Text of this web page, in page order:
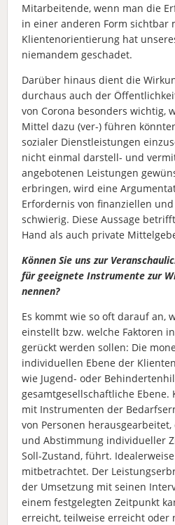
Mitarbeitende, wenn man die
in einer anderen Form sichtbar
Klientenorientierung hat
niemandem geschadet.
Darüber hinaus dient die
durchaus auch der
von Corona besonders wichtig,
Mittel dazu (ver-) führen
sozialer Dienstleistungen
nicht einmal darstell- und
angebotenen Leistungen
erbringen, wird eine
Erfordernis von finanziellen
schwierig. Diese Aussage
Hand als auch private
Können Sie uns zur
für geeignete Instrumente zur
nennen?
Es kommt wie so oft darauf an,
einstellt bzw. welche Faktoren
gerückt werden sollen: Die
individuellen Ebene der
wie Jugend- oder
gesamtgesellschaftliche Ebene.
mit Instrumenten der
von Personen
und Abstimmung individueller
Soll-Zustand, führt.
mitbetrachtet. Der
der Umsetzung mit seinen
einem festgelegten Zeitpunkt
erreicht, teilweise erreicht oder